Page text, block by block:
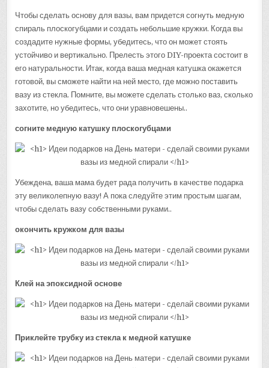
Чтобы сделать основу для вазы, вам придется согнуть медную
спираль плоскогубцами и создать небольшие кружки. Когда вы
создадите нужные формы, убедитесь, что он может стоять
устойчиво и вертикально. Прелесть этого DIY-проекта состоит в
его натуральности. Итак, когда ваша медная катушка окажется
готовой, вы сможете найти на ней место, где можно поставить
вазу из стекла. Помните, вы можете сделать столько ваз, сколько
захотите, но убедитесь, что они уравновешены..
согните медную катушку плоскогубцами
Убеждена, ваша мама будет рада получить в качестве подарка
эту великолепную вазу! А пока следуйте этим простым шагам,
чтобы сделать вазу собственными руками..
окончить кружком для вазы
Клей на эпоксидной основе
Приклейте трубку из стекла к медной катушке